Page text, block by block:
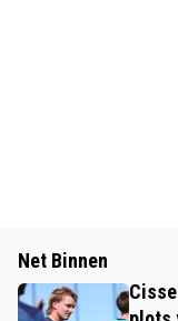
Net Binnen